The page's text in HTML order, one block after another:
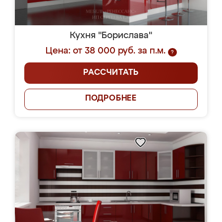
Кухня "Борислава"
Цена: от 38 000 руб. за п.м.
?
РАССЧИТАТЬ
ПОДРОБНЕЕ